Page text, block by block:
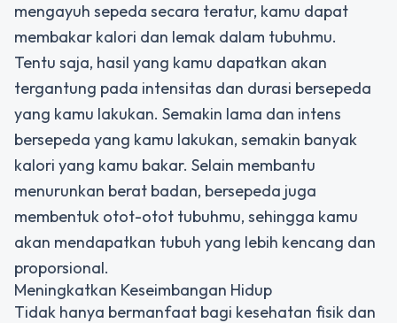
mengayuh sepeda secara teratur, kamu dapat
membakar kalori dan lemak dalam tubuhmu.
Tentu saja, hasil yang kamu dapatkan akan
tergantung pada intensitas dan durasi bersepeda
yang kamu lakukan. Semakin lama dan intens
bersepeda yang kamu lakukan, semakin banyak
kalori yang kamu bakar. Selain membantu
menurunkan berat badan, bersepeda juga
membentuk otot-otot tubuhmu, sehingga kamu
akan mendapatkan tubuh yang lebih kencang dan
proporsional.
Meningkatkan Keseimbangan Hidup
Tidak hanya bermanfaat bagi kesehatan fisik dan